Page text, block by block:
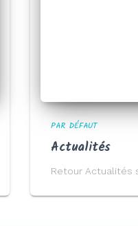
PAR DÉFAUT
Actualités
Retour Actualités